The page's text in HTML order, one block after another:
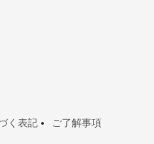
く表記 ご了解事項